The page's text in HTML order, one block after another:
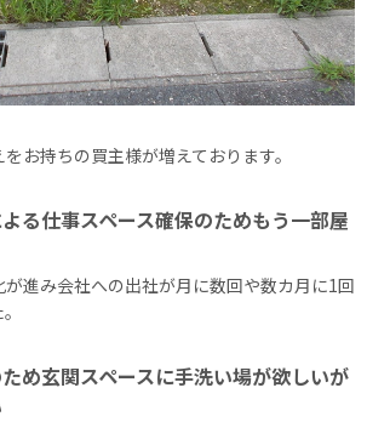
お持ちの買主様が増えております。
る仕事スペース確保のためもう一部屋
進み会社への出社が月に数回や数カ月に1回
め玄関スペースに手洗い場が欲しいが